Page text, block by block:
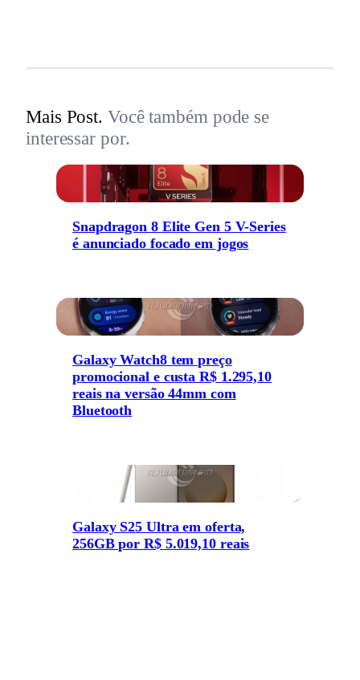
Mais Post. Você também pode se
interessar por.
Snapdragon 8 Elite Gen 5 V-Series
é anunciado focado em jogos
Galaxy Watch8 tem preço
promocional e custa R$ 1.295,10
reais na versão 44mm com
Bluetooth
Galaxy S25 Ultra em oferta,
256GB por R$ 5.019,10 reais